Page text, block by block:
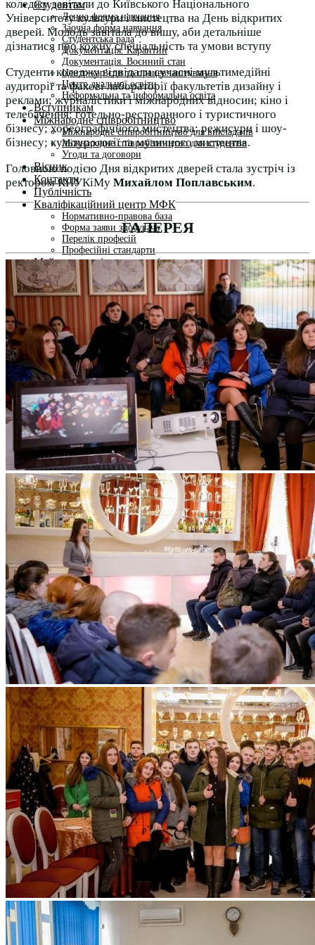
Студентам
Денна форма навчання
Заочна форма навчання
Студентська рада
Документація. Карантин
Документація. Воєнний стан
Центр кар’єри та працевлаштування
Центр дуальної освіти
Неформальна та інформальна освіта
Вступникам
Міжнародне співробітництво
Міжнародне співробітництво для викладачів
Міжнародне співробітництво для студентів
Угоди та договори
Вісник
Контакти
Публічність
Кваліфікаційний центр МФК
Нормативно-правова база
Форма заяви здобувача
Перелік професій
Професійні стандарти
Майстри сервісних центрів
Про формальну, неформальну та інформальну освіту
коледжу завітали до Київського Національного
Університету культури і мистецтва на День відкритих
дверей. Молодь завітала до вишу, аби детальніше
дізнатися про кожну спеціальність та умови вступу
Студенти коледжу відвідали сучасні мультимедійні
аудиторії та фахові лабораторії факультетів дизайну і
реклами; журналістики і міжнародних відносин; кіно і
телебачення; готельно-ресторанного і туристичного
бізнесу; хореографічного мистецтва; режисури і шоу-
бізнесу; культурології та музичного мистецтва.
Головною подією Дня відкритих дверей стала зустріч із
ректором КНУКіМу Михайлом Поплавським.
ГАЛЕРЕЯ